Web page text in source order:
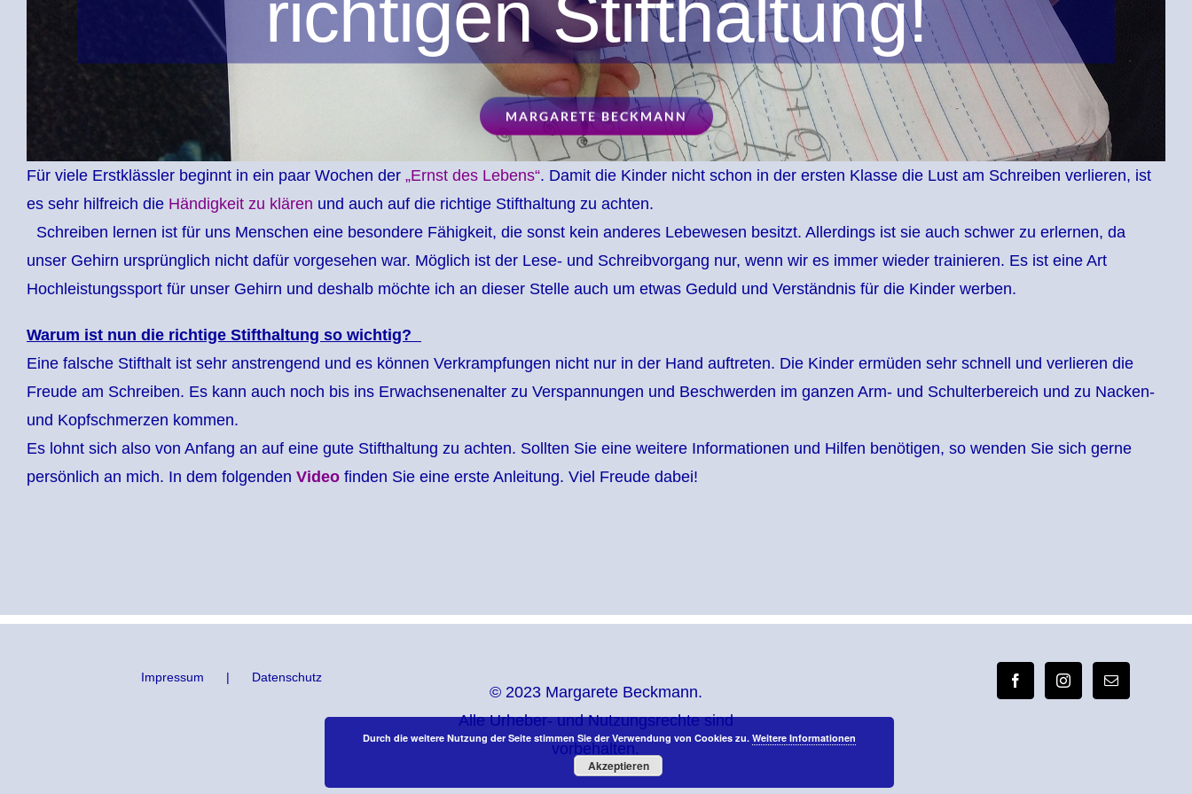
richtigen Stifthaltung!
MARGARETE BECKMANN
Für viele Erstklässler beginnt in ein paar Wochen der „Ernst des Lebens“. Damit die Kinder nicht schon in der ersten Klasse die Lust am Schreiben verlieren, ist
es sehr hilfreich die Händigkeit zu klären und auch auf die richtige Stifthaltung zu achten.
Schreiben lernen ist für uns Menschen eine besondere Fähigkeit, die sonst kein anderes Lebewesen besitzt. Allerdings ist sie auch schwer zu erlernen, da
unser Gehirn ursprünglich nicht dafür vorgesehen war. Möglich ist der Lese- und Schreibvorgang nur, wenn wir es immer wieder trainieren. Es ist eine Art
Hochleistungssport für unser Gehirn und deshalb möchte ich an dieser Stelle auch um etwas Geduld und Verständnis für die Kinder werben.
Warum ist nun die richtige Stifthaltung so wichtig?
Eine falsche Stifthalt ist sehr anstrengend und es können Verkrampfungen nicht nur in der Hand auftreten. Die Kinder ermüden sehr schnell und verlieren die
Freude am Schreiben. Es kann auch noch bis ins Erwachsenenalter zu Verspannungen und Beschwerden im ganzen Arm- und Schulterbereich und zu Nacken-
und Kopfschmerzen kommen.
Es lohnt sich also von Anfang an auf eine gute Stifthaltung zu achten. Sollten Sie eine weitere Informationen und Hilfen benötigen, so wenden Sie sich gerne
persönlich an mich. In dem folgenden Video finden Sie eine erste Anleitung. Viel Freude dabei!
Impressum Datenschutz
© 2023 Margarete Beckmann.
Alle Urheber- und Nutzungsrechte sind
vorbehalten.
Durch die weitere Nutzung der Seite stimmen Sie der Verwendung von Cookies zu. Weitere Informationen
Akzeptieren